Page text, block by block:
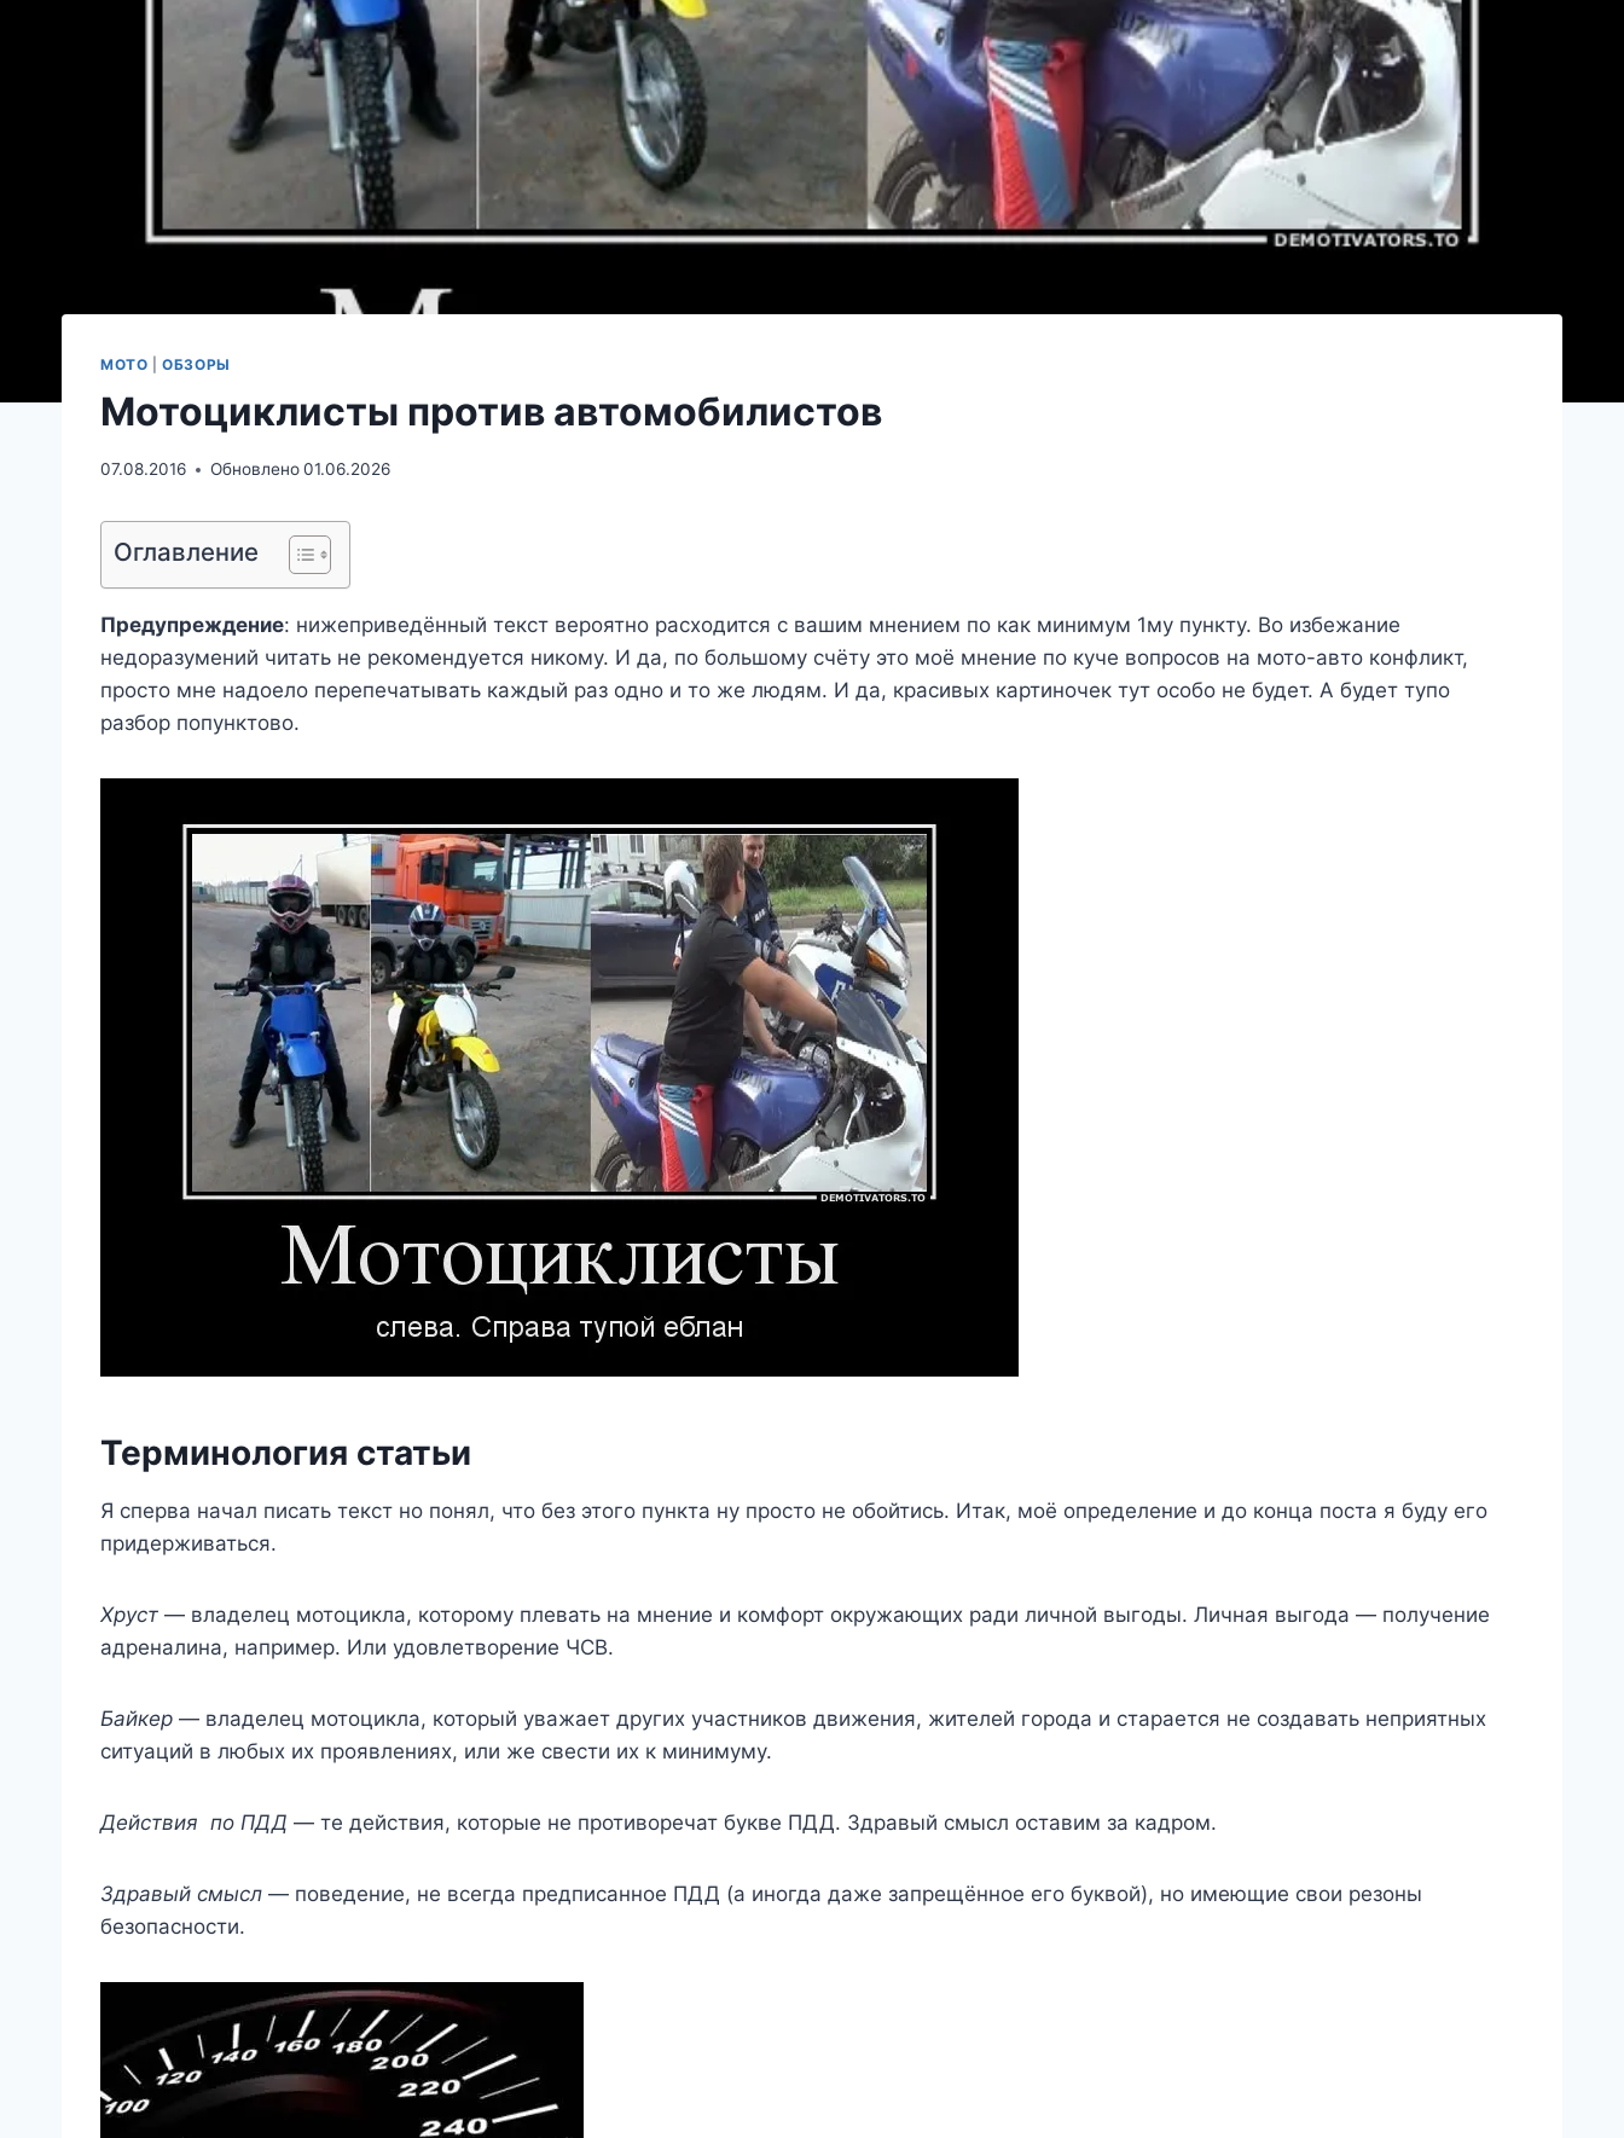
МОТО |ОБЗОРЫ
Мотоциклисты против автомобилистов
07.08.2016 Обновлено01.06.2026
Оглавление
Предупреждение: нижеприведённый текст вероятно расходится с вашим мнением по как минимум 1му пункту. Во избежание
недоразумений читать не рекомендуется никому. И да, по большому счёту это моё мнение по куче вопросов на мото-авто конфликт,
просто мне надоело перепечатывать каждый раз одно и то же людям. И да, красивых картиночек тут особо не будет. А будет тупо
разбор попунктово.
Терминология статьи
Я сперва начал писать текст но понял, что без этого пункта ну просто не обойтись. Итак, моё определение и до конца поста я буду его
придерживаться.
Хруст — владелец мотоцикла, которому плевать на мнение и комфорт окружающих ради личной выгоды. Личная выгода — получение
адреналина, например. Или удовлетворение ЧСВ.
Байкер — владелец мотоцикла, который уважает других участников движения, жителей города и старается не создавать неприятных
ситуаций в любых их проявлениях, или же свести их к минимуму.
Действия по ПДД — те действия, которые не противоречат букве ПДД. Здравый смысл оставим за кадром.
Здравый смысл — поведение, не всегда предписанное ПДД (а иногда даже запрещённое его буквой), но имеющие свои резоны
безопасности.